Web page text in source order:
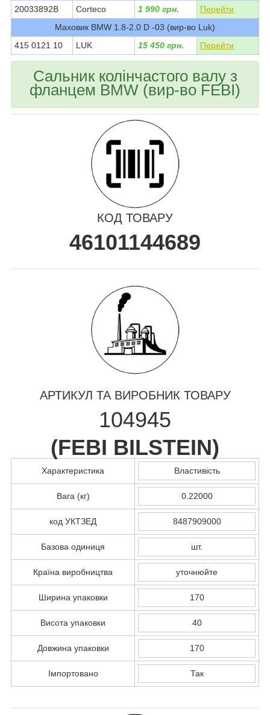
20033892B
Corteco 1 990 грн.
Перейти
Маховик BMW 1.8-2.0 D -03 (вир-во Luk)
415 0121 10
LUK 15 450 грн. Перейти
Сальник колінчастого валу з
фланцем BMW (вир-во FEBI)
КОД ТОВАРУ
46101144689
АРТИКУЛ ТА ВИРОБНИК ТОВАРУ
104945
(FEBI BILSTEIN)
Характеристика Властивість
Вага (кг) 0.22000
код УКТЗЕД 8487909000
Базова одиниця шт.
Країна виробництва уточнюйте
Ширина упаковки 170
Висота упаковки 40
Довжина упаковки 170
Імпортовано Так